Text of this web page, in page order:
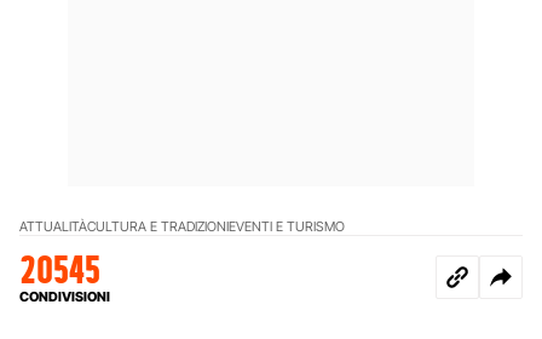
ATTUALITÀCULTURA E TRADIZIONIEVENTI E TURISMO
20545
CONDIVISIONI